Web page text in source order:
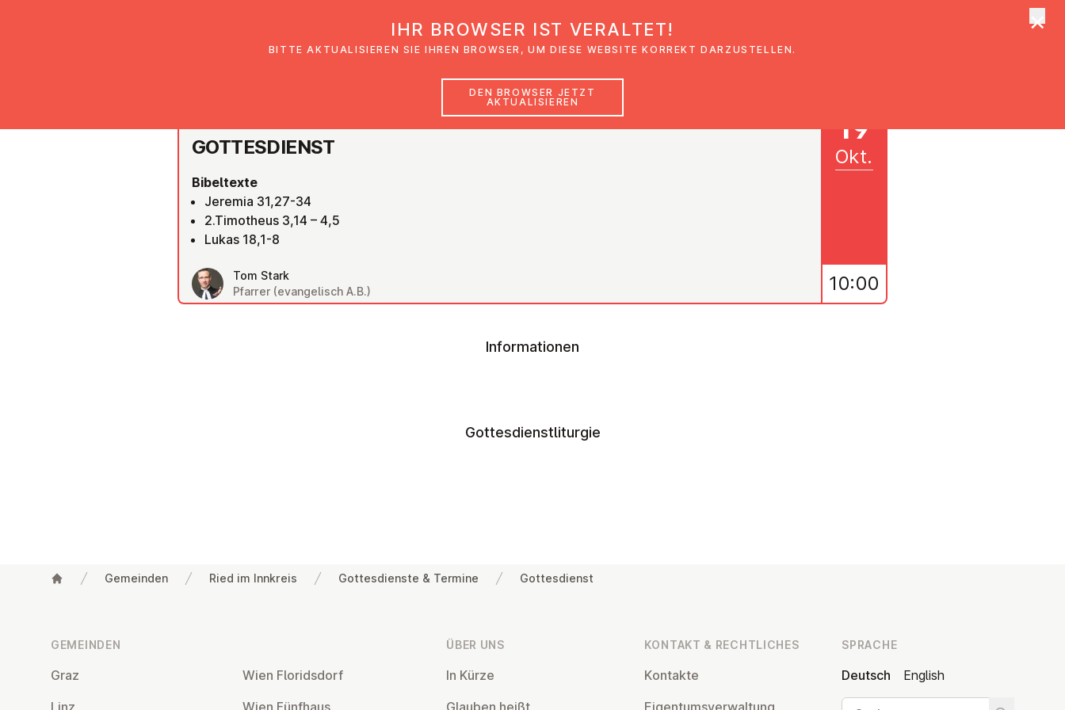
Glaubensimpulse News Veranstaltungen
GOT­TES­DIENST
Bibeltexte
Jeremia 31,27-34
2.Timotheus 3,14 – 4,5
Lukas 18,1-8
Tom Stark
Pfarrer (evangelisch A.B.)
19
Okt.
10:00
Informationen
Gottesdienstliturgie
Gemeinden Ried im Innkreis Gottesdienste & Termine Gottesdienst
GEMEINDEN
Graz
Linz
Wien Flo­rids­dorf
Wien Fünfhaus
ÜBER UNS
In Kürze
Glauben heißt
KONTAKT & RECHT­LI­CHES
Kontakte
Ei­gen­tums­ver­wal­tung
SPRACHE
Deutsch
English
Suche
IHR BROWSER IST VERALTET!
BITTE AKTUALISIEREN SIE IHREN BROWSER, UM DIESE WEBSITE KORREKT DARZUSTELLEN.
DEN BROWSER JETZT
AKTUALISIEREN
×